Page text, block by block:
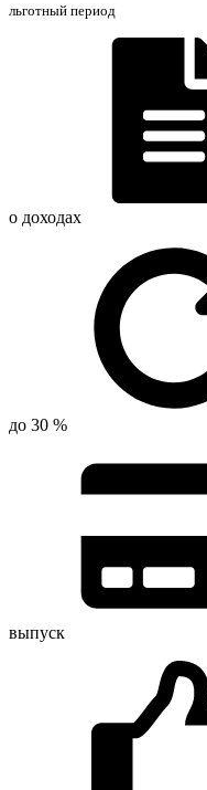
льготный период
о доходах
до 30 %
выпуск